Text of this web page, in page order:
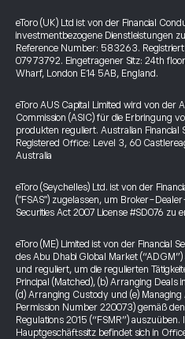
eToro (UK) Ltd ist von der Financial
investmentbezogene Dienstleistungen
Reference Number: 583263.
07973792. Eingetragener Sitz: 24th
Wharf, London E14 5AB, England.
eToro AUS Capital Limited wird von der
Commission (ASIC) für die Erbringung
produkten reguliert. Australian Financial
Registered Office: Level 3, 60
Australia
eToro (Seychelles) Ltd. ist von der
("FSAS") zugelassen, um Broker-
Securities Act 2007 License #SD076 zu
eToro (ME) Limited ist von der Financial
des Abu Dhabi Global Market
und reguliert, um die regulierten
Principal (Matched), (b) Arranging
(d) Arranging Custody und (e)
Permission Number 220073) gemäß
Regulations 2015 (“FSMR”)
Hauptgeschäftssitz befindet sich in